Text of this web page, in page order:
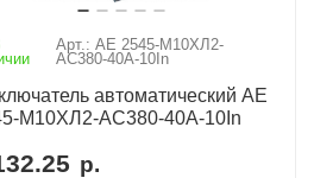
Арт.: АЕ 2545-М10ХЛ2-
AC380-40А-10In
автоматический АЕ
М10ХЛ2-AC380-40А-10In
р.